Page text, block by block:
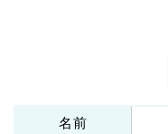
名前